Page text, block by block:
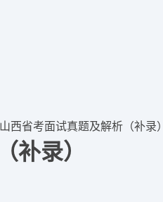
西省考面试真题及解析（补录）
补录）